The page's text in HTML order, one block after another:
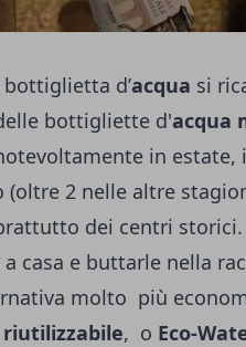
bottiglietta d’acqua si
bottigliette d'acqua
in
(oltre 2 nelle altre
dei centri
casa e buttarle nella
molto più
riutilizzabile, o Eco-